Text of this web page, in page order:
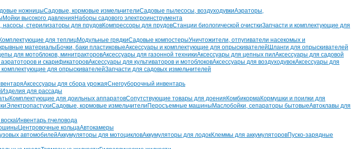
ножницыСадовые, кормовые измельчителиСадовые пылесосы, воздуходувкиАэраторы,
Мойки высокого давления Наборы садового электроинструмента
насосы, стерилизаторы для прудовКомпрессоры для прудовСтанции биологической очисткиЗапчасти и комплектующие для
Комплектующие для теплицМодульные грядкиСадовые компостерыУничтожители, отпугиватели насекомых и
материалы Бочки, баки пластиковыеАксессуары и комплектующие для опрыскивателей Шланги для опрыскивателей
для мотоблоков, минитракторовАксессуары для газонной техникиАксессуары для цепных пилАксессуары для садовой
и скарификаторовАксессуары для культиваторов и мотоблоковАксессуары для воздуходувокАксессуары для
комплектующие для опрыскивателейЗапчасти для садовых измельчителей
Аксессуары для сбора урожаяСнегоуборочный инвентарь
Изделия для рассады
Комплектующие для доильных аппаратовСопутствующие товары для доения КомбикормаКормушки и поилки для
ЭлектропастухиСадовые, кормовые измельчители Перосъемные машины Маслобойки, сепараторы бытовыеАвтоклавы для
Инвентарь пчеловода
Центровочные кольцаАвтокамеры
автомобилейАккумуляторы для мотоцикловАккумуляторы для лодокКлеммы для аккумуляторовПуско-зарядные